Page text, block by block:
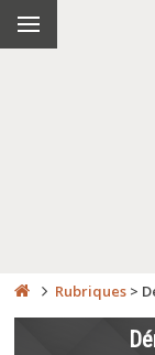
Rubriques >